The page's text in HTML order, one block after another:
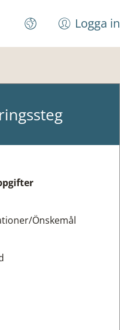
Logga in
Önskemål